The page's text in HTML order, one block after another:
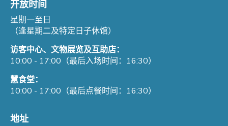
开放时间
星期一至日
（逢星期二及特定日子休馆）
访客中心、文物展览及互助店：
10:00 - 17:00（最后入场时间：16:30）
慧食堂：
10:00 - 17:00（最后点餐时间：16:30）
地址